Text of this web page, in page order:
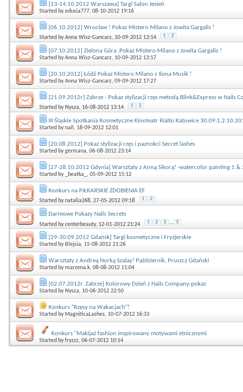
[13-14.10.2012 Warszawa] Targi Salon Jesień
Started byedusia777, 08-10-2012 19:16
[06.10.2012] Wrocław ! Pokaz Mistero Milano z Jowita Gargalis !
Started byAnna Wisz-Gancarz, 10-09-2012 13:14 1 2
[07.10.2012] Zielona Góra .Pokaz Mistero Milano z Jowita Gargalis !
Started byAnna Wisz-Gancarz, 10-09-2012 13:17
[20.10.2012] Łódź Pokaz Mistero Milano z Ilona Musik !
Started byAnna Wisz-Gancarz, 09-09-2012 17:27
[21.09.2012r] Zabrze - Pokaz stylizacji rzęs metodą Blink&Express w Nails
Started by Nysza, 16-08-2012 13:14 1 2
III Śląskie Spotkania Kosmetyczne Kinoteatr Rialto Katowice
Started bynail , 18-09-2012 12:01
[20.08.2012] Pokaz stylizacji rzęs i paznokci Secret lashes
Started bygermana, 06-08-2012 23:14
[27-28.10.2012 Gdynia] Warsztaty z Anną Sikorą! -watercolor painting 1 &
Started by _beatka_ , 05-09-2012 15:12
Konkurs na PIŁKARSKIE ZDOBIENIA EF
Started bynatalia268, 27-05-2012 09:18 1 2
Darmowe Pokazy Nails Secrets
Started bycenterbeauty, 12-01-2012 21:24 1 2 3 ... 5
[29-30.09.2012 Gdańsk] Targi kosmetyczne i Fryzjerskie
Started by Blejsia, 15-08-2012 21:26
Warsztaty z Andreą Norką Szalay! Październik, Pruszcz Gdański
Started bymarzena.k, 08-08-2012 11:04
[02.07.2012r. Zabrze] Kolorowy Dzień z Nails Company-pokaz
Started by Nysza, 10-06-2012 22:50
Konkurs "Rzęsy na Wakacjach"!
Started by MagniticaLashes, 10-07-2012 16:33
Konkurs "Makijaż fashion inspirowany motywami etnicznymi
Started byfryzzz, 06-07-2012 10:14